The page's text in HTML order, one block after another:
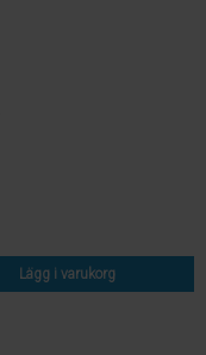
Lägg i varukorg